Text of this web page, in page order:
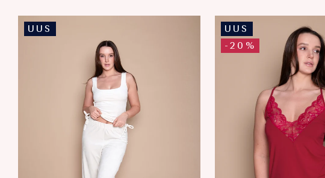
UUS
UUS
-20%